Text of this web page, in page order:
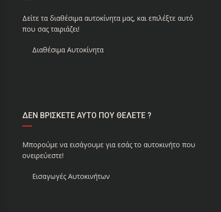
Δείτε τα διαθέσιμα αυτοκίνητα μας, και επιλέξτε αυτό
που σας ταιριάζει!
Διαθέσιμα Αυτοκίνητα
ΔΕΝ ΒΡΙΣΚΕΤΕ ΑΥΤΟ ΠΟΥ ΘΕΛΕΤΕ ?
Μπορούμε να εισάγουμε για εσάς το αυτοκινήτο που
ονειρεύεστε!
Εισαγωγές Αυτοκινήτων